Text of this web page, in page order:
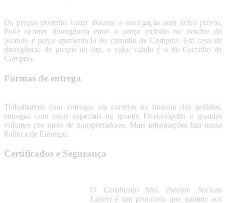
Os preços poderão variar durante a navegação sem aviso prévio.
Pode ocorrer divergência entre o preço exibido no detalhe do
produto e preço apresentado no carrinho de Compras. Em caso de
divergência de preços no site, o valor válido é o do Carrinho de
Compras.
Formas de entrega
Trabalhamos com entregas via correios na maioria dos pedidos,
entregas com taxas especiais na grande Florianópolis e grandes
volumes por meio de transportadoras. Mais informações leia nossa
Política de Entregas.
Certificados e Segurança
O Certificado SSL (Secure Sockets
Layer) é um protocolo que garante aos